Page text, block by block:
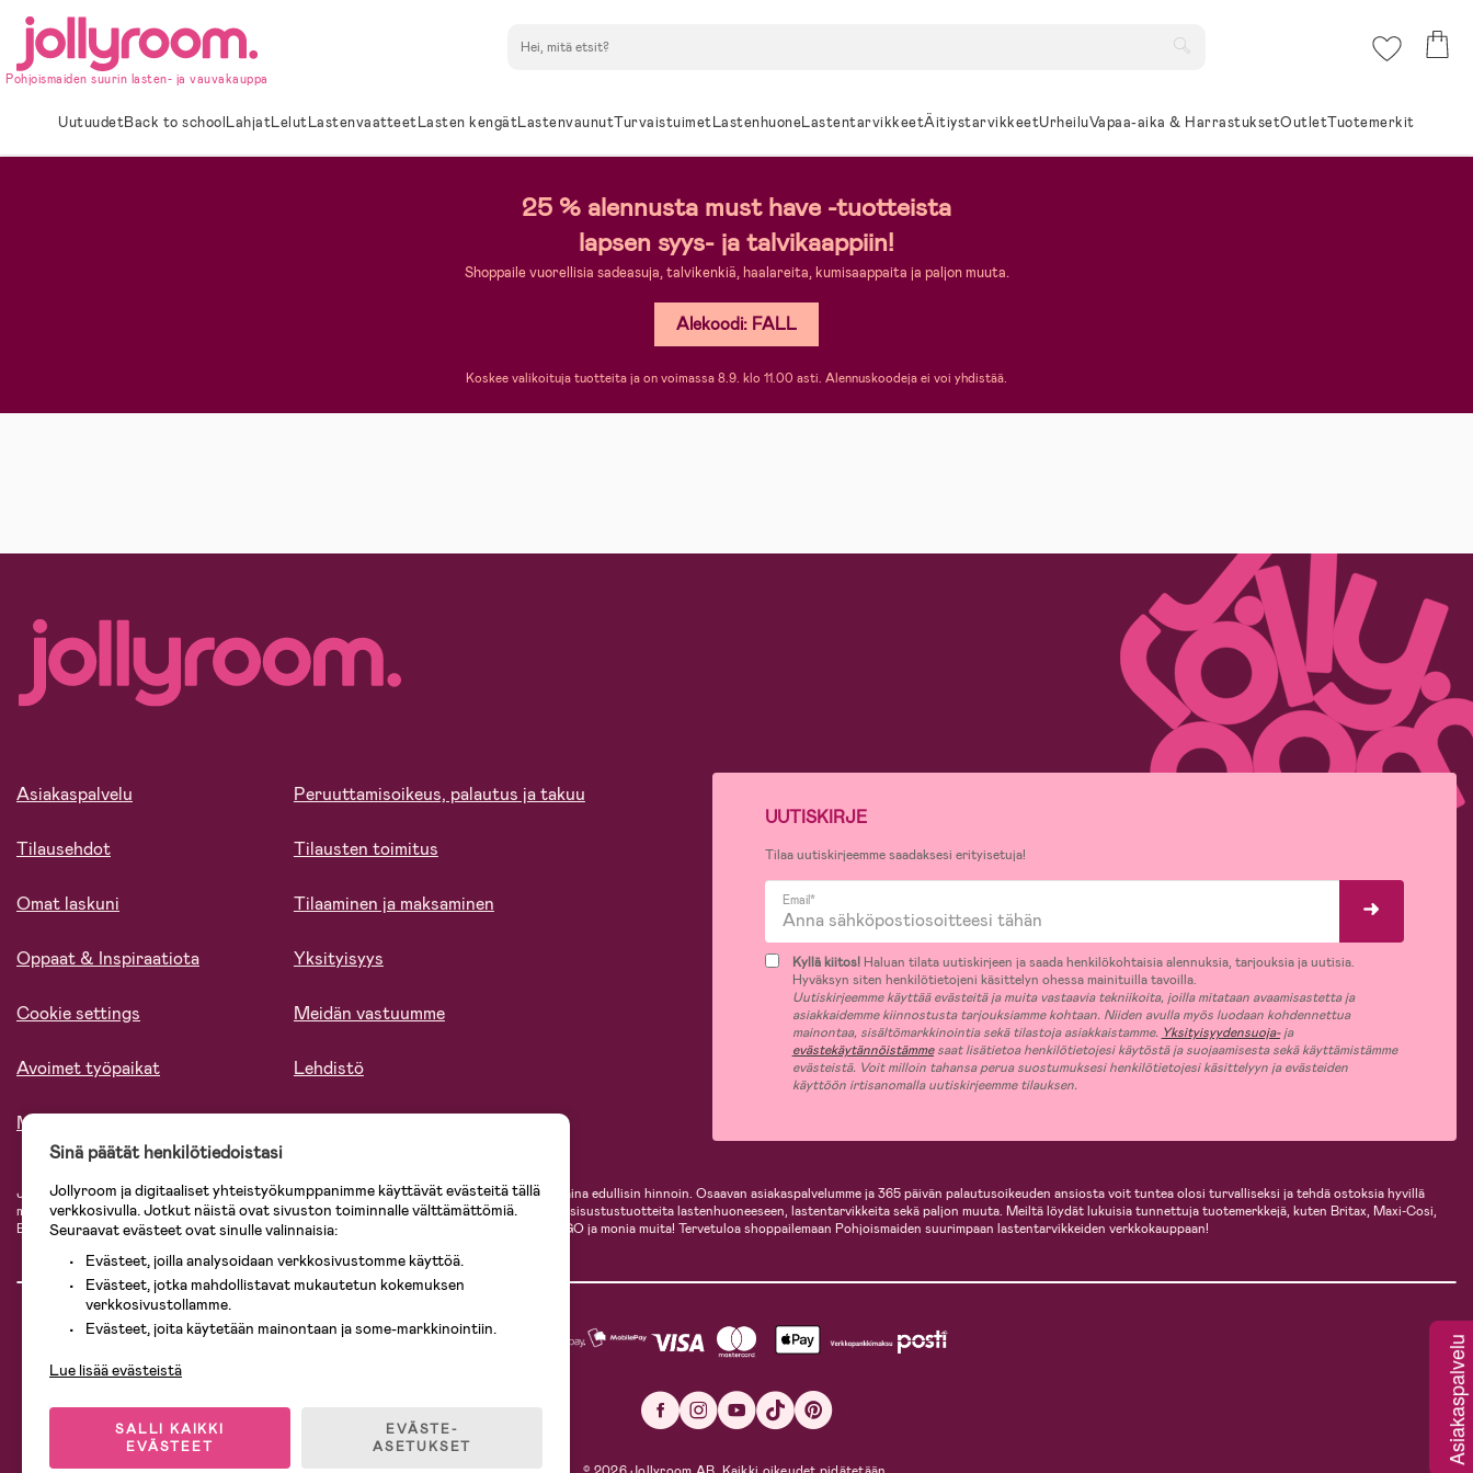
Hoppa
innehållet
Pohjoismaiden suurin lasten- ja vauvakauppa
UutuudetBack to schoolLahjatLelutLastenvaatteetLasten kengätLastenvaunutTurvaistuimetLastenhuoneLastentarvikkeetÄitiystarvikkeetUrheiluVapaa-aika & HarrastuksetOutletTuotemerkit
25 % alennusta must have -tuotteista
lapsen syys- ja talvikaappiin!
Shoppaile vuorellisia sadeasuja, talvikenkiä, haalareita, kumisaappaita ja paljon muuta.
Alekoodi: FALL
Koskee valikoituja tuotteita ja on voimassa 8.9. klo 11.00 asti. Alennuskoodeja ei voi yhdistää.
Asiakaspalvelu
Tilausehdot
Omat laskuni
Oppaat & Inspiraatiota
Cookie settings
Avoimet työpaikat
Meistä
Peruuttamisoikeus, palautus ja takuu
Tilausten toimitus
Tilaaminen ja maksaminen
Yksityisyys
Meidän vastuumme
Lehdistö
UUTISKIRJE
Tilaa uutiskirjeemme saadaksesi erityisetuja!
Email*
Kyllä kiitos!Haluan tilata uutiskirjeen ja saada henkilökohtaisia alennuksia, tarjouksia ja uutisia.
Hyväksyn siten henkilötietojeni käsittelyn ohessa mainituilla tavoilla.
Uutiskirjeemme käyttää evästeitä ja muita vastaavia tekniikoita, joilla mitataan avaamisastetta ja
asiakkaidemme kiinnostusta tarjouksiamme kohtaan. Niiden avulla myös luodaan kohdennettua
mainontaa, sisältömarkkinointia sekä tilastoja asiakkaistamme. Yksityisyydensuoja-ja
evästekäytännöistämmesaat lisätietoa henkilötietojesi käytöstä ja suojaamisesta sekä käyttämistämme
evästeistä. Voit milloin tahansa perua suostumuksesi henkilötietojesi käsittelyyn ja evästeiden
käyttöön irtisanomalla uutiskirjeemme tilauksen.
Jollyroomin laajasta valikoimasta tilaat kaiken tarvittavan lapsiperheelle nopeasti, helposti ja aina edullisin hinnoin. Osaavan asiakaspalvelumme ja 365 päivän palautusoikeuden ansiosta voit tuntea olosi turvalliseksi ja tehdä ostoksia hyvillä
mielin. Jollyroomilta saat lastenvaunut, turvaistuimet, vaatteet vauvoille ja lapsille, inspiroivia sisustustuotteita lastenhuoneeseen, lastentarvikkeita sekä paljon muuta. Meiltä löydät lukuisia tunnettuja tuotemerkkejä, kuten Britax, Maxi-Cosi,
Baby Jogger, BabyBjörn, Didriksons, KidKraft, Ergobaby, Philips Avent, Neonate, Cybex, LEGO ja monia muita! Tervetuloa shoppailemaan Pohjoismaiden suurimpaan lastentarvikkeiden verkkokauppaan!
Sinä päätät henkilötiedoistasi
Jollyroom ja digitaaliset yhteistyökumppanimme käyttävät evästeitä tällä
verkkosivulla. Jotkut näistä ovat sivuston toiminnalle välttämättömiä.
Seuraavat evästeet ovat sinulle valinnaisia:
Evästeet, joilla analysoidaan verkkosivustomme käyttöä.
Evästeet, jotka mahdollistavat mukautetun kokemuksen
verkkosivustollamme.
Evästeet, joita käytetään mainontaan ja some-markkinointiin.
Lue lisää evästeistä
SALLI KAIKKI
EVÄSTEET
EVÄSTE-
ASETUKSET
Asiakaspalvelu